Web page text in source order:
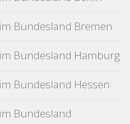
Bundesland Bremen
Bundesland Hamburg
Bundesland Hessen
Bundesland